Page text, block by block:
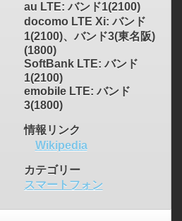
au LTE: バンド1(2100)
docomo LTE Xi: バンド
1(2100)、バンド3(東名阪)
(1800)
SoftBank LTE: バンド
1(2100)
emobile LTE: バンド
3(1800)
情報リンク
Wikipedia
カテゴリー
スマートフォン